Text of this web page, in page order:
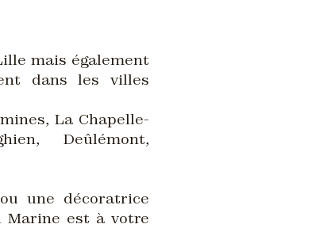
mais également
dans les villes
La Chapelle-
Deûlémont,
ou une décoratrice
Marine est à votre